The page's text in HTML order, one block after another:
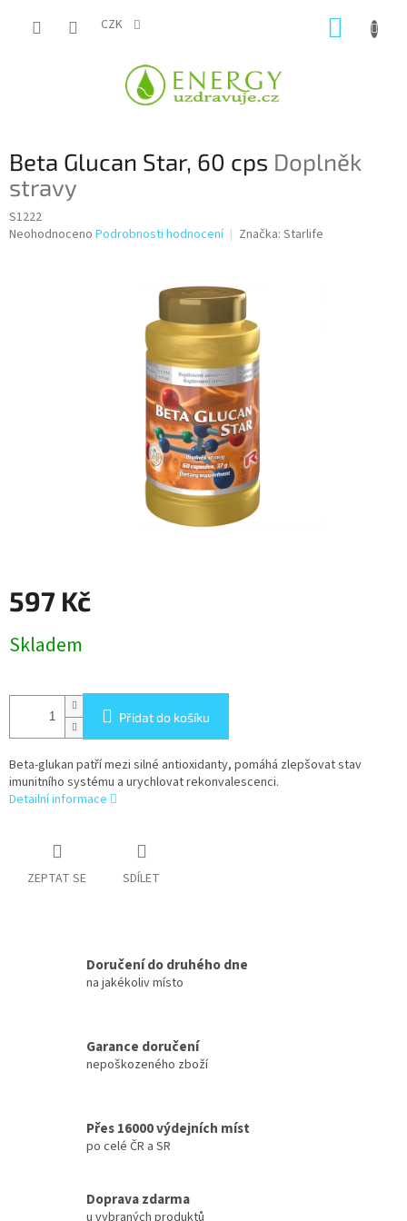
CZK
Beta Glucan Star, 60 cps Doplněk
stravy
S1222
Průměrné
Neohodnoceno Podrobnosti hodnocení Značka: Starlife
597 Kč
cena:
Skladem
Přidat do košíku
Beta-glukan patří mezi silné antioxidanty, pomáhá zlepšovat stav
imunitního systému a urychlovat rekonvalescenci.
Detailní informace
ZEPTAT SE SDÍLET
Doručení do druhého dne
na jakékoliv místo
Garance doručení
nepoškozeného zboží
Přes 16000 výdejních míst
po celé ČR a SR
Doprava zdarma